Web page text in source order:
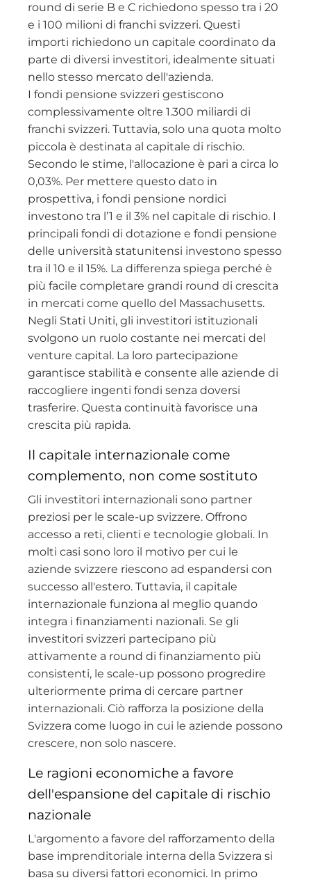
round di serie B e C richiedono spesso tra i 20
e i 100 milioni di franchi svizzeri. Questi
importi richiedono un capitale coordinato da
parte di diversi investitori, idealmente situati
nello stesso mercato dell'azienda.
I fondi pensione svizzeri gestiscono
complessivamente oltre 1.300 miliardi di
franchi svizzeri. Tuttavia, solo una quota molto
piccola è destinata al capitale di rischio.
Secondo le stime, l'allocazione è pari a circa lo
0,03%. Per mettere questo dato in
prospettiva, i fondi pensione nordici
investono tra l’1 e il 3% nel capitale di rischio. I
principali fondi di dotazione e fondi pensione
delle università statunitensi investono spesso
tra il 10 e il 15%. La differenza spiega perché è
più facile completare grandi round di crescita
in mercati come quello del Massachusetts.
Negli Stati Uniti, gli investitori istituzionali
svolgono un ruolo costante nei mercati del
venture capital. La loro partecipazione
garantisce stabilità e consente alle aziende di
raccogliere ingenti fondi senza doversi
trasferire. Questa continuità favorisce una
crescita più rapida.
Il capitale internazionale come
complemento, non come sostituto
Gli investitori internazionali sono partner
preziosi per le scale-up svizzere. Offrono
accesso a reti, clienti e tecnologie globali. In
molti casi sono loro il motivo per cui le
aziende svizzere riescono ad espandersi con
successo all'estero. Tuttavia, il capitale
internazionale funziona al meglio quando
integra i finanziamenti nazionali. Se gli
investitori svizzeri partecipano più
attivamente a round di finanziamento più
consistenti, le scale-up possono progredire
ulteriormente prima di cercare partner
internazionali. Ciò rafforza la posizione della
Svizzera come luogo in cui le aziende possono
crescere, non solo nascere.
Le ragioni economiche a favore
dell'espansione del capitale di rischio
nazionale
L'argomento a favore del rafforzamento della
base imprenditoriale interna della Svizzera si
basa su diversi fattori economici. In primo